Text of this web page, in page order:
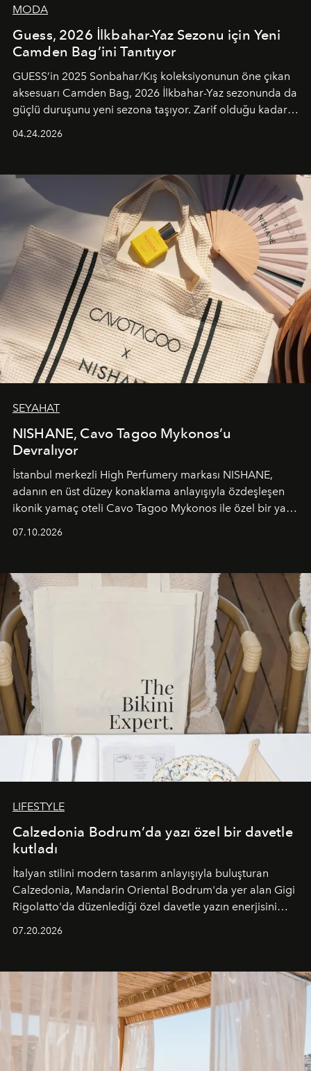
MODA
Guess, 2026 İlkbahar-Yaz Sezonu için Yeni
Camden Bag’ini Tanıtıyor
GUESS’in 2025 Sonbahar/Kış koleksiyonunun öne çıkan
aksesuarı Camden Bag, 2026 İlkbahar-Yaz sezonunda da
güçlü duruşunu yeni sezona taşıyor. Zarif olduğu kadar
04.24.2026
SEYAHAT
NISHANE, Cavo Tagoo Mykonos’u
Devralıyor
İstanbul merkezli High Perfumery markası NISHANE,
adanın en üst düzey konaklama anlayışıyla özdeşleşen
ikonik yamaç oteli Cavo Tagoo Mykonos ile özel bir yaz
buluşturarak markanın Cavo Tagoo’daki varlığını
sürükleyici ve mevsime özel bir deneyime dönüştürüyor.
07.10.2026
LIFESTYLE
Calzedonia Bodrum’da yazı özel bir davetle
kutladı
İtalyan stilini modern tasarım anlayışıyla buluşturan
Calzedonia, Mandarin Oriental Bodrum'da yer alan Gigi
Rigolatto'da düzenlediği özel davetle yazın enerjisini
07.20.2026